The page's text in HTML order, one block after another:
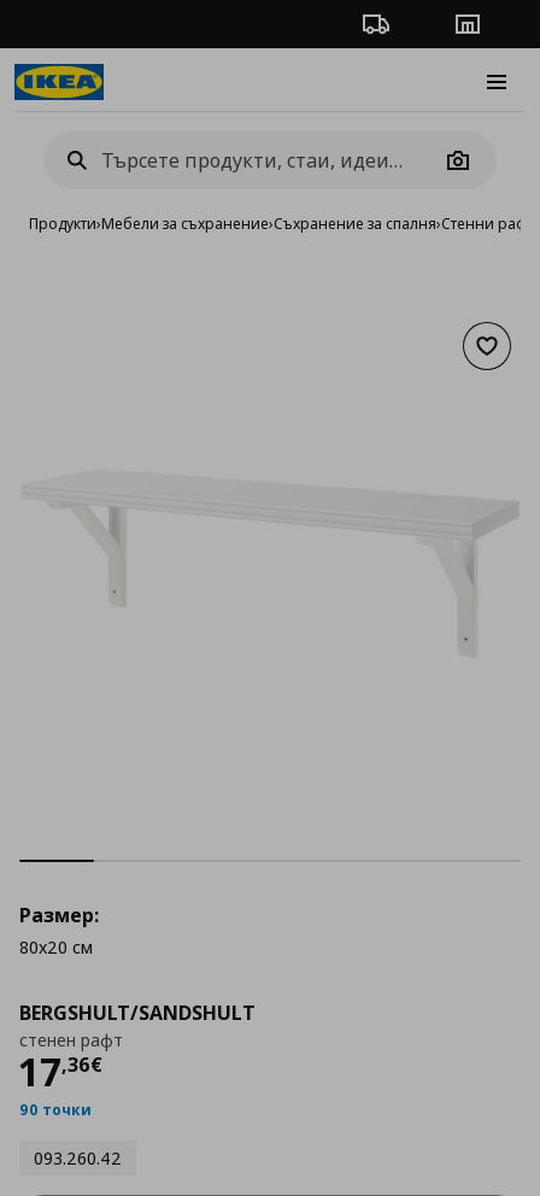
Проследяване на
Camera
Продукти›Мебели за съхранение›Съхранение за спалня›Стенни
BERGSHULT/SANDSHULT
стенен рафт
17,36€
Цена
90 точки
093.260.42
Размер:
80x20 см